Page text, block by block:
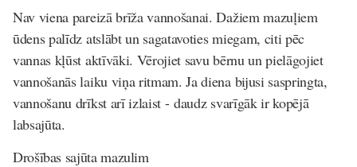
Nav viena pareizā brīža vannošanai. Dažiem mazuļiem
ūdens palīdz atslābt un sagatavoties miegam, citi pēc
vannas kļūst aktīvāki. Vērojiet savu bērnu un pielāgojiet
vannošanās laiku viņa ritmam. Ja diena bijusi saspringta,
vannošanu drīkst arī izlaist - daudz svarīgāk ir kopējā
labsajūta.
Drošības sajūta mazulim